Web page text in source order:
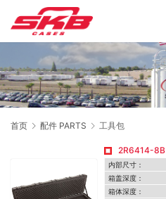
首页 配件 PARTS 工具包
2R6414-8B
内部尺寸：
箱盖深度：
箱体深度：